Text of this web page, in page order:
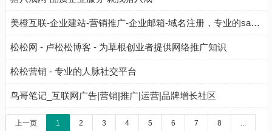
美橙互联-企业建站-营销推广-企业邮箱-域名注册，专业的saas平台，云主机服务商！
松松网 - 卢松松博客 - 为草根创业者提供网络推广知识
松松营销 - 专业的人脉社交平台
鸟哥笔记_互联网广告|营销|推广|运营|品牌增长社区
上一页 1 2 3 4 5 6 7 8 ...